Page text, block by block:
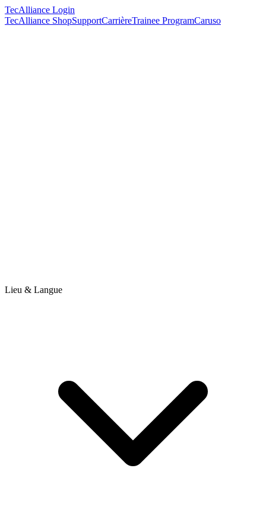
TecAlliance Login
TecAlliance ShopSupportCarrièreTrainee ProgramCaruso
Lieu & Langue